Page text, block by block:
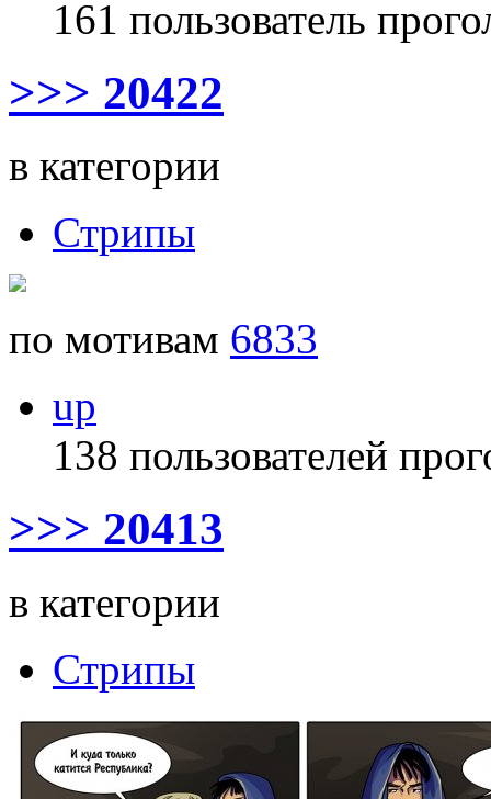
161 пользователь
>>> 20422
в категории
Стрипы
по мотивам 6833
up
138 пользователей
>>> 20413
в категории
Стрипы